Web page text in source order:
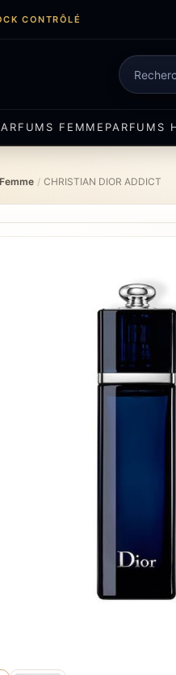
CONTRÔLÉ
de
produits
FEMME PARFUMS
/ CHRISTIAN DIOR ADDICT